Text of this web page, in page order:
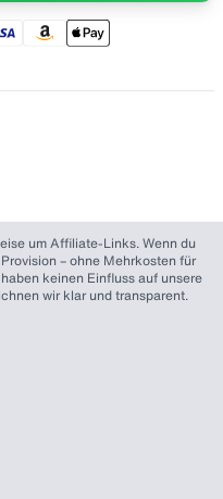
um Affiliate-Links. Wenn du
– ohne Mehrkosten für
keinen Einfluss auf unsere
wir klar und transparent.